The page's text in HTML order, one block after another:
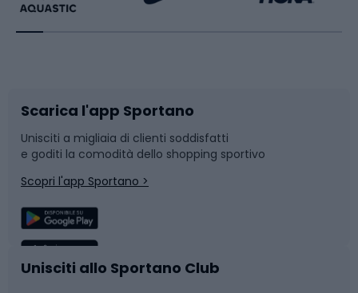
Bikepacking
Bushcraft
Corsa
Sport di squadra
Caschi da ciclismo
Sport con le racchette
Slitte e slittini
Snowboard
Camminata nordica
Nuoto
Scarica l'app Sportano
Unisciti a migliaia di clienti soddisfatti
e goditi la comodità dello shopping sportivo
Scopri l'app Sportano >
Unisciti allo Sportano Club